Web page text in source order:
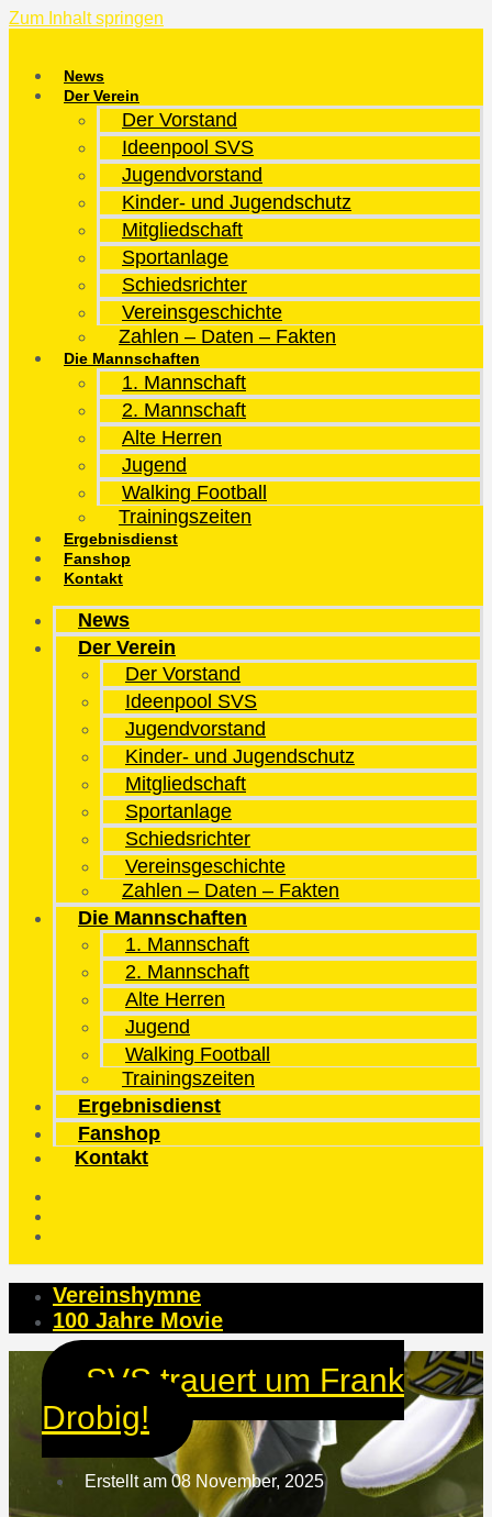
Zum Inhalt springen
News
Der Verein
Der Vorstand
Ideenpool SVS
Jugendvorstand
Kinder- und Jugendschutz
Mitgliedschaft
Sportanlage
Schiedsrichter
Vereinsgeschichte
Zahlen – Daten – Fakten
Die Mannschaften
1. Mannschaft
2. Mannschaft
Alte Herren
Jugend
Walking Football
Trainingszeiten
Ergebnisdienst
Fanshop
Kontakt
News
Der Verein
Der Vorstand
Ideenpool SVS
Jugendvorstand
Kinder- und Jugendschutz
Mitgliedschaft
Sportanlage
Schiedsrichter
Vereinsgeschichte
Zahlen – Daten – Fakten
Die Mannschaften
1. Mannschaft
2. Mannschaft
Alte Herren
Jugend
Walking Football
Trainingszeiten
Ergebnisdienst
Fanshop
Kontakt
Vereinshymne
100 Jahre Movie
SVS trauert um Frank
Drobig!
Erstellt am 08 November, 2025